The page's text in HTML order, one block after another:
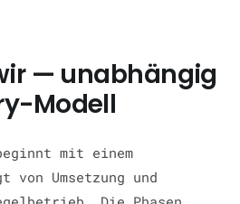
— unabhängig
Modell
mit einem
von Umsetzung und